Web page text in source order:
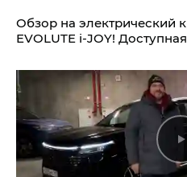
Обзор на электрический
EVOLUTE i‑JOY!